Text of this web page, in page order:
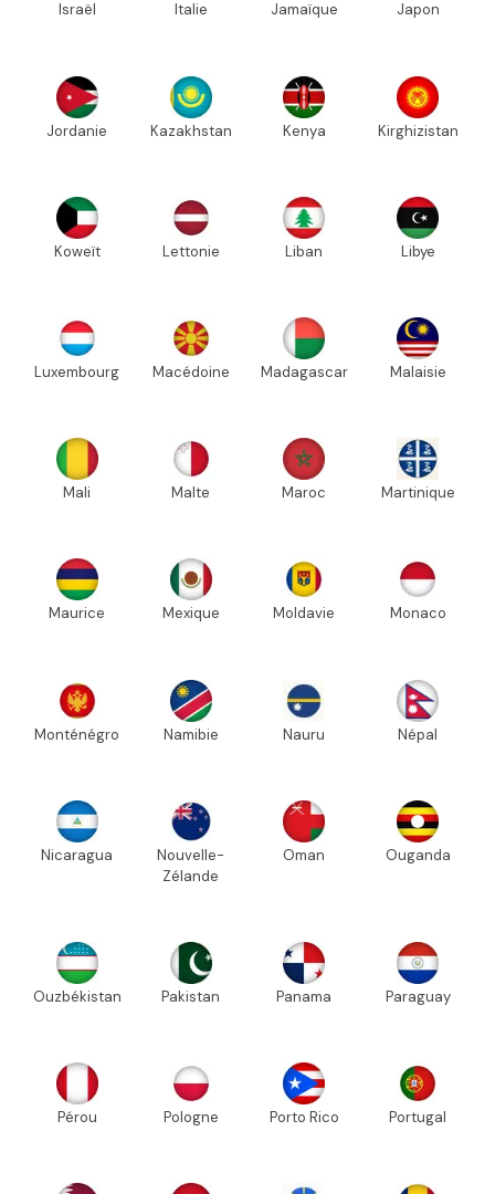
Israël Italie Jamaïque Japon
Jordanie Kazakhstan Kenya Kirghizistan
Koweït Lettonie Liban Libye
Luxembourg Macédoine Madagascar Malaisie
Mali Malte Maroc Martinique
Maurice Mexique Moldavie Monaco
Monténégro Namibie Nauru Népal
Nicaragua
Nouvelle-
Zélande
Oman Ouganda
Ouzbékistan Pakistan Panama Paraguay
Pérou Pologne Porto Rico Portugal